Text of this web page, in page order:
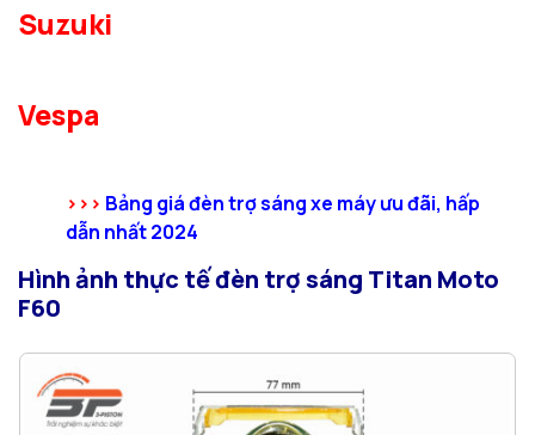
Suzuki
Vespa
>>> Bảng giá đèn trợ sáng xe máy ưu đãi, hấp
dẫn nhất 2024
Hình ảnh thực tế đèn trợ sáng Titan Moto
F60